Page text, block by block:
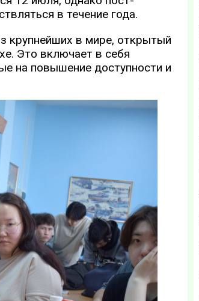
в течение года.
крупнейших в мире, открытый
Это включает в себя
на повышение доступности и